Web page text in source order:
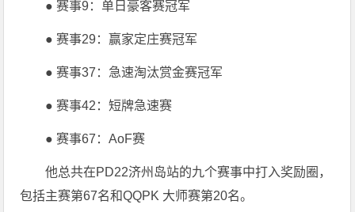
● 赛事9：单日豪客赛冠军
● 赛事29：赢家定庄赛冠军
● 赛事37：急速淘汰赏金赛冠军
● 赛事42：短牌急速赛
● 赛事67：AoF赛
他总共在PD22济州岛站的九个赛事中打入奖励圈，
包括主赛第67名和QQPK 大师赛第20名。